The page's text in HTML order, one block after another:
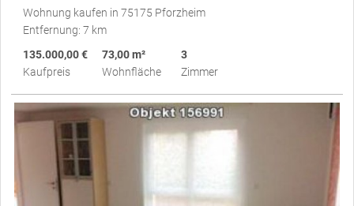
Wohnung kaufen in 75175 Pforzheim
Entfernung: 7 km
135.000,00 €
Kaufpreis
73,00 m²
Wohnfläche
3
Zimmer